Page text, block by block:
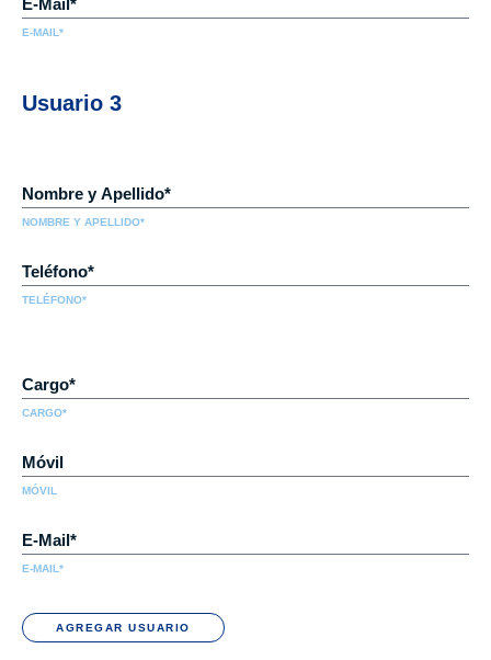
E-MAIL*
Usuario 3
NOMBRE Y APELLIDO*
TELÉFONO*
CARGO*
MÓVIL
E-MAIL*
AGREGAR USUARIO